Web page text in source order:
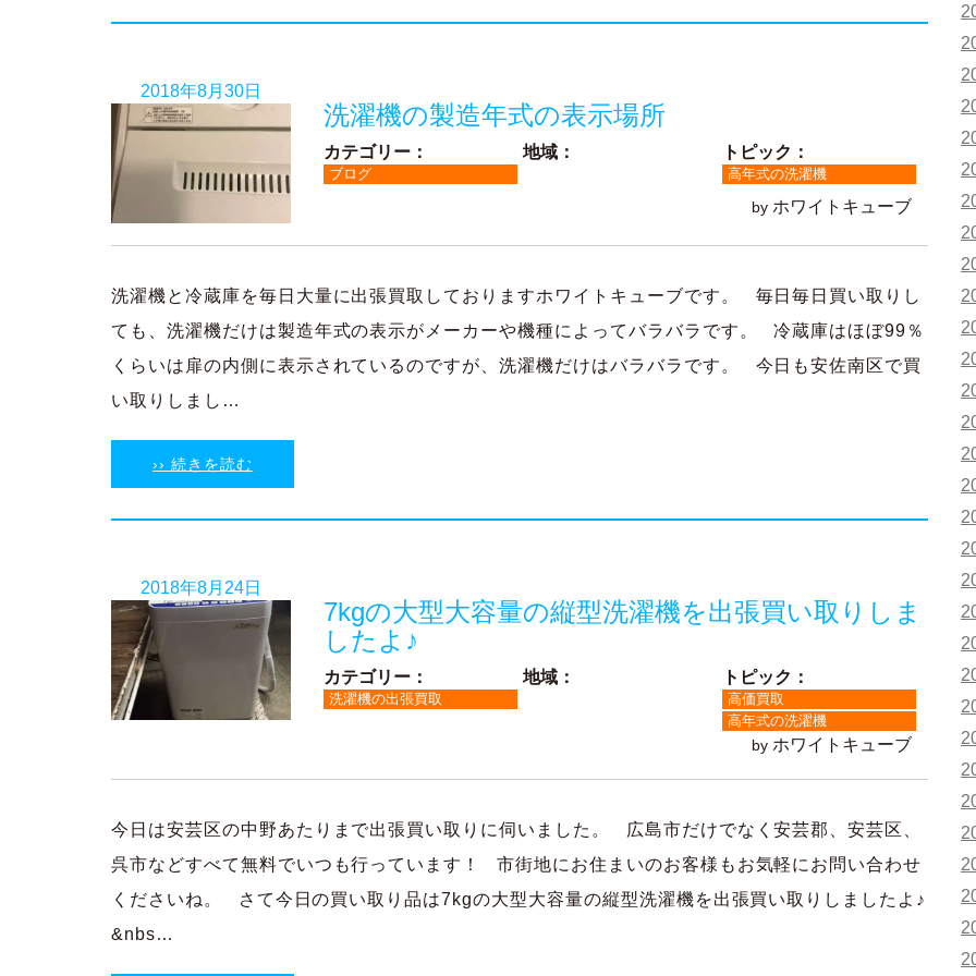
2018年8月30日
洗濯機の製造年式の表示場所
カテゴリー：
ブログ
地域： トピック：
高年式の洗濯機
by ホワイトキューブ
洗濯機と冷蔵庫を毎日大量に出張買取しておりますホワイトキューブです。 毎日毎日買い取りし
ても、洗濯機だけは製造年式の表示がメーカーや機種によってバラバラです。 冷蔵庫はほぼ99％
くらいは扉の内側に表示されているのですが、洗濯機だけはバラバラです。 今日も安佐南区で買
い取りしまし…
›› 続きを読む
2018年8月24日
7kgの大型大容量の縦型洗濯機を出張買い取りしま
したよ♪
カテゴリー：
洗濯機の出張買取
地域： トピック：
高価買取
高年式の洗濯機
by ホワイトキューブ
今日は安芸区の中野あたりまで出張買い取りに伺いました。 広島市だけでなく安芸郡、安芸区、
呉市などすべて無料でいつも行っています！ 市街地にお住まいのお客様もお気軽にお問い合わせ
くださいね。 さて今日の買い取り品は7kgの大型大容量の縦型洗濯機を出張買い取りしましたよ♪
&nbs…